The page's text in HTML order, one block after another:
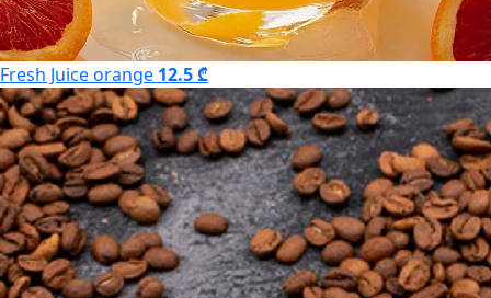
Fresh Juice orange 12.5 ₾